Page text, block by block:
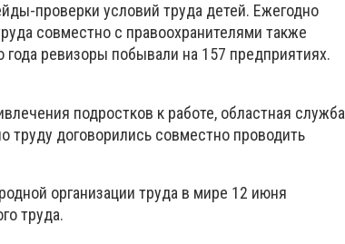
проверки условий труда детей. Ежегодно
совместно с правоохранителями также
года ревизоры побывали на 157 предприятиях.
подростков к работе, областная служба
труду договорились совместно проводить
организации труда в мире 12 июня
труда.